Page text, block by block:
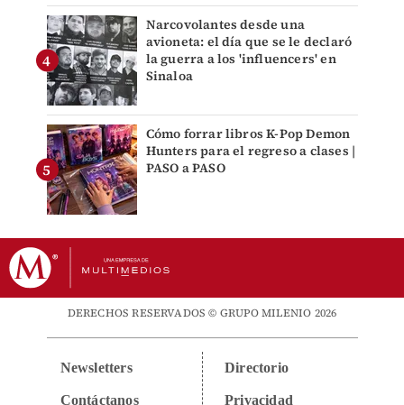
Narcovolantes desde una
avioneta: el día que se le declaró
la guerra a los 'influencers' en
Sinaloa
Cómo forrar libros K-Pop Demon
Hunters para el regreso a clases |
PASO a PASO
DERECHOS RESERVADOS © GRUPO MILENIO 2026
Newsletters
Contáctanos
Directorio
Privacidad